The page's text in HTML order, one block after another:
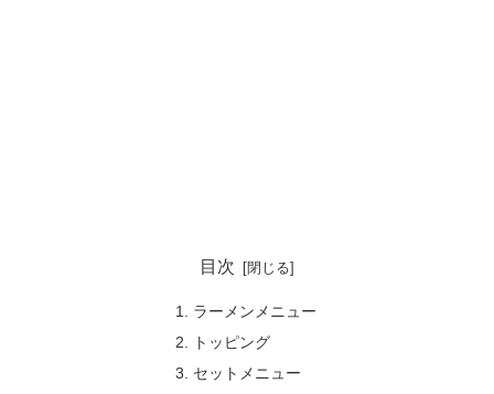
目次
ラーメンメニュー
トッピング
セットメニュー